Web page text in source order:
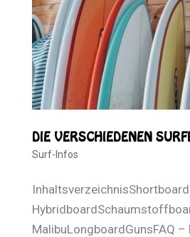
DIE VERSCHIEDENEN
Surf-Infos
MalibuLongboardGunsFAQ